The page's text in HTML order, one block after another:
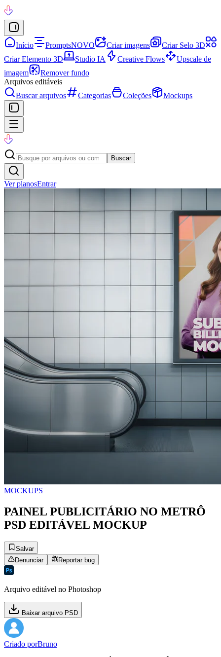
Início PromptsNOVO Criar imagens
Criar Selo 3D
Criar Elemento 3D
Studio IA Creative Flows
Upscale de
imagem
Remover fundo
Arquivos editáveis
Buscar arquivos
Categorias Coleções Mockups
Buscar
Ver planosEntrar
MOCKUPS
PAINEL PUBLICITÁRIO NO METRÔ
PSD EDITÁVEL MOCKUP
Salvar
Denunciar
Reportar bug
Arquivo editável no Photoshop
Baixar arquivo PSD
Criado porBruno